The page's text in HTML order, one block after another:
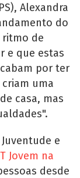
Alexandra
do
ritmo de
e que estas
por ter
uma
casa, mas
e
Jovem na
desde